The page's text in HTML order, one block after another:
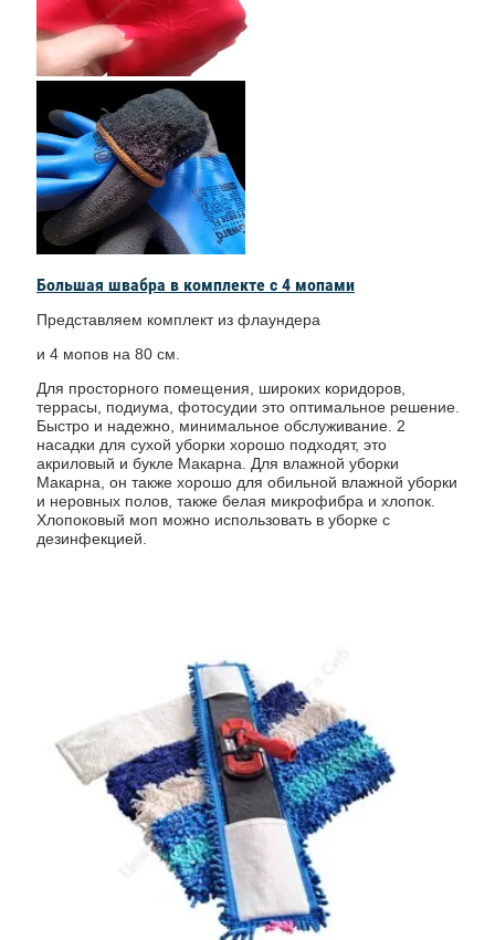
Большая швабра в комплекте с 4 мопами
Представляем комплект из флаундера
и 4 мопов на 80 см.
Для просторного помещения, широких коридоров,
террасы, подиума, фотосудии это оптимальное решение.
Быстро и надежно, минимальное обслуживание. 2
насадки для сухой уборки хорошо подходят, это
акриловый и букле Макарна. Для влажной уборки
Макарна, он также хорошо для обильной влажной уборки
и неровных полов, также белая микрофибра и хлопок.
Хлопоковый моп можно использовать в уборке с
дезинфекцией.